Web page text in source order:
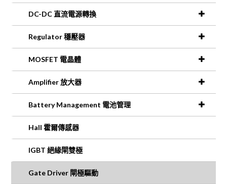
DC-DC 直流電源轉換
Regulator 穩壓器
MOSFET 電晶體
Amplifier 放大器
Battery Management 電池管理
Hall 霍爾傳感器
IGBT 絕緣閘雙極
Gate Driver 閘極驅動